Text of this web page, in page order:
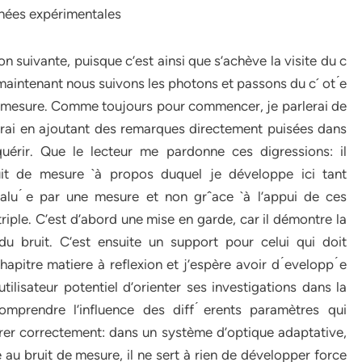
expérimentales
puisque c’est ainsi que s’achève la visite du c
nous suivons les photons et passons du c´ ot ́e
Comme toujours pour commencer, je parlerai de
en ajoutant des remarques directement puisées dans
Que le lecteur me pardonne ces digressions: il
de mesure `à propos duquel je développe ici tant
́e par une mesure et non grˆace `à l’appui de ces
C’est d’abord une mise en garde, car il démontre la
du bruit. C’est ensuite un support pour celui qui doit
matiere à reflexion et j’espère avoir d ́evelopp ́e
potentiel d’orienter ses investigations dans la
l’influence des diff ́erents paramètres qui
correctement: dans un système d’optique adaptative,
bruit de mesure, il ne sert à rien de développer force